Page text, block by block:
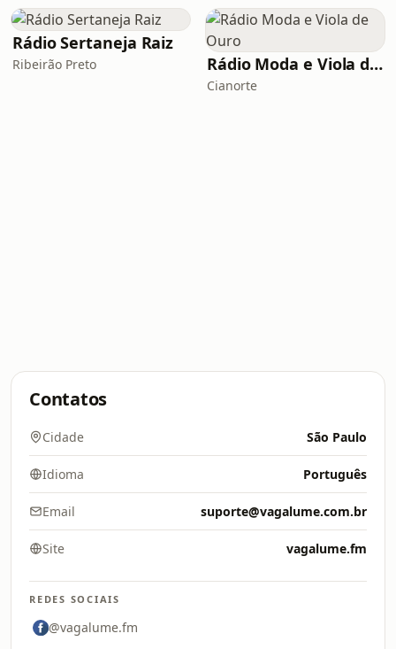
Rádio Sertaneja Raiz
Ribeirão Preto Rádio Moda e Viola de Ouro
Cianorte
Contatos
Cidade São Paulo
Idioma Português
Email suporte@vagalume.com.br
Site vagalume.fm
REDES SOCIAIS
@vagalume.fm